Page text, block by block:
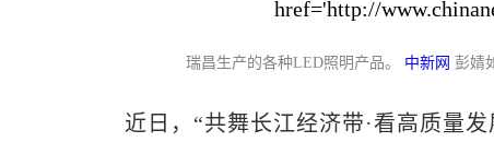
瑞昌生产的各种LED照明产品。 中新网 彭婧
近日，“共舞长江经济带·看高质量发